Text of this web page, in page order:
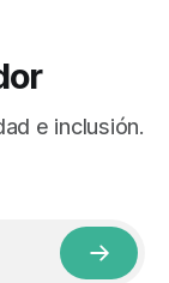
e inclusión.